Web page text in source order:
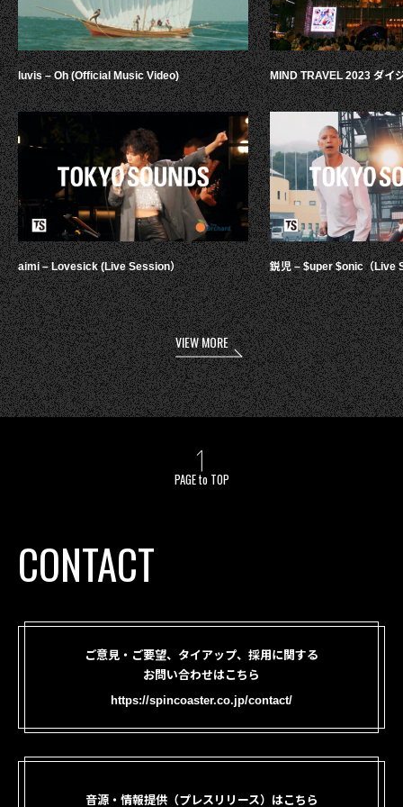
luvis – Oh (Official Music Video)
aimi – Lovesick (Live Session）
MIND TRAVEL 2023 ダイ
鋭児 – $uper $onic（Live
VIEW MORE
PAGE to TOP
CONTACT
ご意見・ご要望、タイアップ、採用に関する
お問い合わせはこちら
https://spincoaster.co.jp/contact/
音源・情報提供（プレスリリース）はこちら